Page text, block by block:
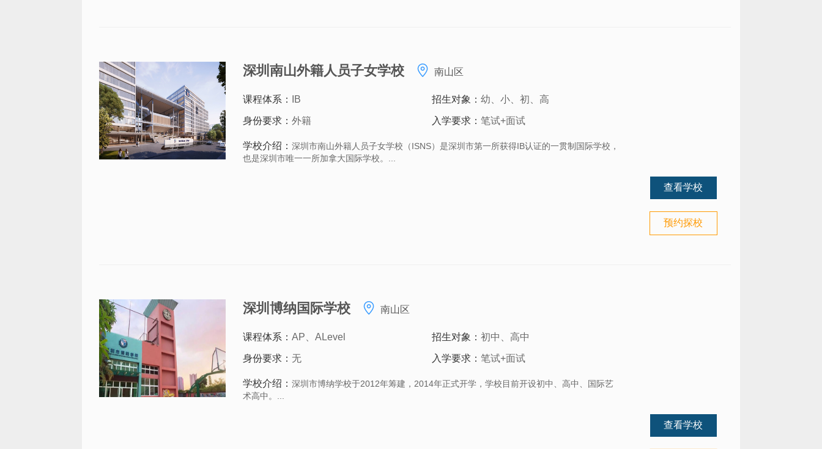
深圳南山外籍人员子女学校 南山区
课程体系： IB 招生对象：幼、小、初、高
身份要求： 外籍 入学要求：笔试+面试
学校介绍： 深圳市南山外籍人员子女学校（ISNS）是深圳市第一所获得IB认证的一贯制国际学校，
也是深圳市唯一一所加拿大国际学校。...
查看学校
预约探校
深圳博纳国际学校 南山区
课程体系： AP、ALevel 招生对象：初中、高中
身份要求： 无 入学要求：笔试+面试
学校介绍： 深圳市博纳学校于2012年筹建，2014年正式开学，学校目前开设初中、高中、国际艺
术高中。...
查看学校